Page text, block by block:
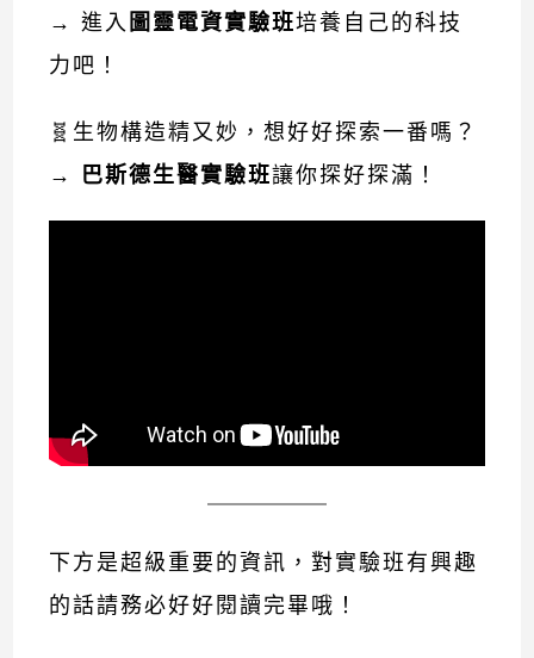
→ 進入 圖靈電資實驗班培養自己的科技
力吧！
🧬生物構造精又妙，想好好探索一番嗎？
→ 巴斯德生醫實驗班讓你探好探滿！
下方是超級重要的資訊，對實驗班有興趣
的話請務必好好閱讀完畢哦！